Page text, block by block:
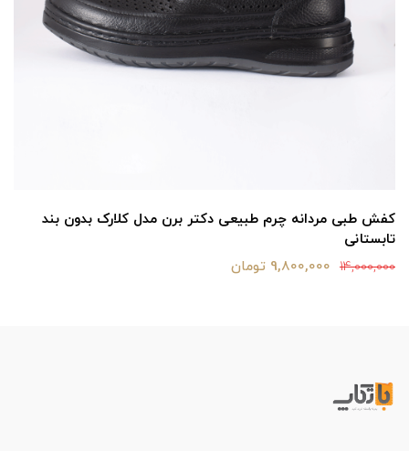
کفش طبی مردانه چرم طبیعی دکتر برن مدل کلارک بدون بند
تابستانی
14,000,000 9,800,000 تومان